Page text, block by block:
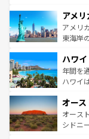
ンツ一
の建物
博物館
ことが
ば市内交
着のス
アメリ
アメリ
東海岸
のよう
ンメン
西部に
部のニ
文化が
しみな
ハワイ
年間を
ハワイ
ワイ島
島だが
おすす
オー
オース
シドニ